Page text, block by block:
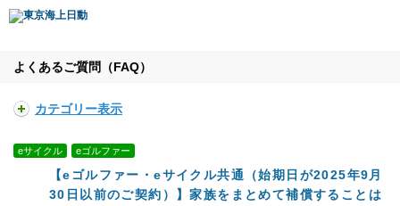
よくあるご質問（FAQ）
カテゴリー表示
eサイクル eゴルファー
【eゴルファー・eサイクル共通（始期日が2025年9月
30日以前のご契約）】家族をまとめて補償することは